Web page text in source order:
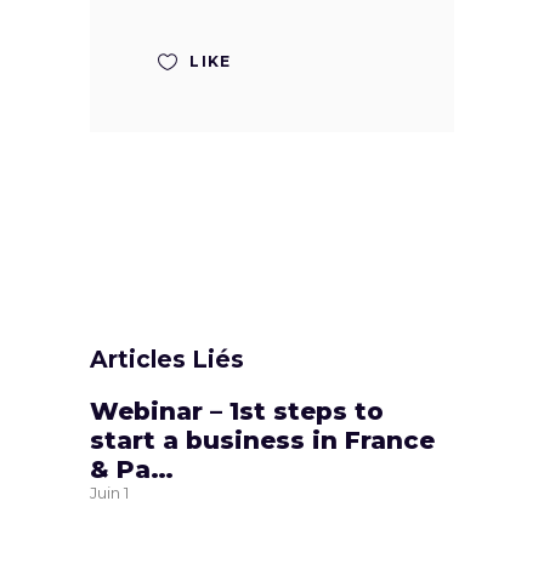
LIKE
Articles Liés
Webinar – 1st steps to
start a business in France
& Pa…
Juin 1